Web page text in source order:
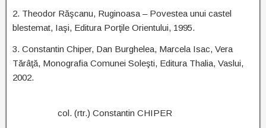
2. Theodor Răşcanu, Ruginoasa – Povestea unui castel
blestemat, Iaşi, Editura Porţile Orientului, 1995.
3. Constantin Chiper, Dan Burghelea, Marcela Isac, Vera
Tărâţă, Monografia Comunei Soleşti, Editura Thalia, Vaslui,
2002.
col. (rtr.) Constantin CHIPER